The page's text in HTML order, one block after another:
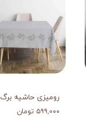
رومیزی حاشیه برگ
۵۹۹,۰۰۰ تومان